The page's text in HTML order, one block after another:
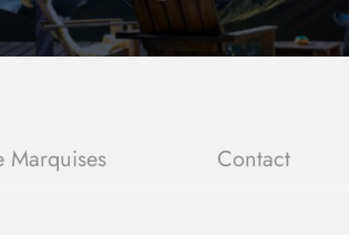
Marquises Contact